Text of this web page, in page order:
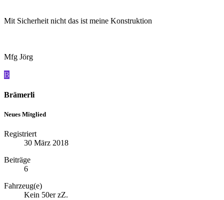
Mit Sicherheit nicht das ist meine Konstruktion
Mfg Jörg
B
Brämerli
Neues Mitglied
Registriert
30 März 2018
Beiträge
6
Fahrzeug(e)
Kein 50er zZ.